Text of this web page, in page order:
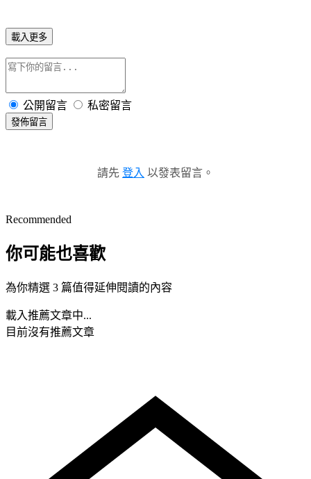
載入更多
公開留言 私密留言
發佈留言
請先 登入 以發表留言。
Recommended
你可能也喜歡
為你精選 3 篇值得延伸閱讀的內容
載入推薦文章中...
目前沒有推薦文章